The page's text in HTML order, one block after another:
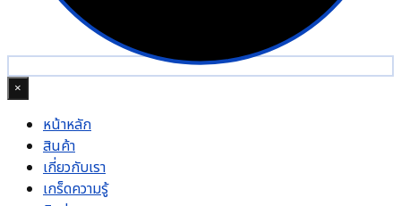
×
หน้าหลัก
สินค้า
เกี่ยวกับเรา
เกร็ดความรู้